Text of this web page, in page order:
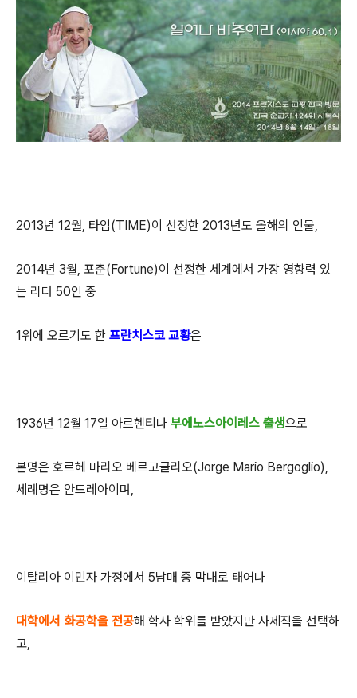
2013년 12월, 타임(TIME)이 선정한 2013년도 올해의 인물,
2014년 3월, 포춘(Fortune)이 선정한 세계에서 가장 영향력 있
는 리더 50인 중
1위에 오르기도 한 프란치스코 교황은
1936년 12월 17일 아르헨티나 부에노스아이레스 출생으로
본명은 호르헤 마리오 베르고글리오(Jorge Mario Bergoglio),
세례명은 안드레아이며,
이탈리아 이민자 가정에서 5남매 중 막내로 태어나
대학에서 화공학을 전공해 학사 학위를 받았지만 사제직을 선택하
고,